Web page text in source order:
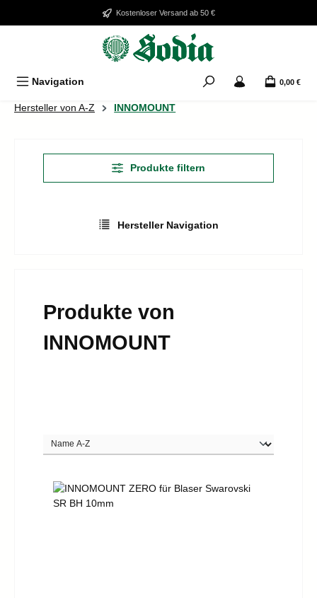
Zum Hauptinhalt springenKostenloser Versand ab 50 €
Navigation 0,00 €
Hersteller von A-Z INNOMOUNT
Produkte filtern
Hersteller Navigation
Produkte von
INNOMOUNT